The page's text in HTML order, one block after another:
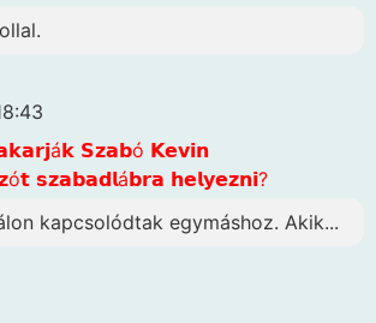
𝗦𝘇𝗮𝗯ó 𝗞𝗲𝘃𝗶𝗻
𝘀𝘇𝗮𝗯𝗮𝗱𝗹á𝗯𝗿𝗮 𝗵𝗲𝗹𝘆𝗲𝘇𝗻𝗶?
kapcsolódtak egymáshoz. Akik...